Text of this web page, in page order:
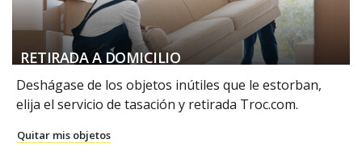
RETIRADA A DOMICILIO
Deshágase de los objetos inútiles que le estorban,
elija el servicio de tasación y retirada Troc.com.
Quitar mis objetos